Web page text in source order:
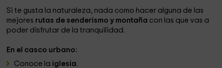
Si te gusta la naturaleza, nada como hacer alguna de las
mejores rutas de senderismo y montaña con las que vas a
poder disfrutar de la tranquilidad.
En el casco urbano:
Conoce la iglesia.